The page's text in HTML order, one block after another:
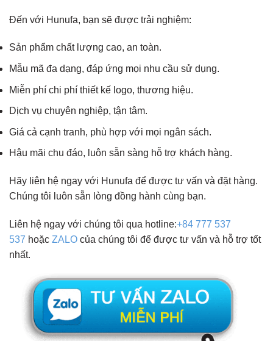
Đến với Hunufa, bạn sẽ được trải nghiệm:
Sản phẩm chất lượng cao, an toàn.
Mẫu mã đa dạng, đáp ứng mọi nhu cầu sử dụng.
Miễn phí chi phí thiết kế logo, thương hiệu.
Dịch vụ chuyên nghiệp, tận tâm.
Giá cả cạnh tranh, phù hợp với mọi ngân sách.
Hậu mãi chu đáo, luôn sẵn sàng hỗ trợ khách hàng.
Hãy liên hệ ngay với Hunufa để được tư vấn và đặt hàng.
Chúng tôi luôn sẵn lòng đồng hành cùng bạn.
Liên hệ ngay với chúng tôi qua hotline:+84 777 537
537 hoặc ZALO của chúng tôi để được tư vấn và hỗ trợ tốt
nhất.